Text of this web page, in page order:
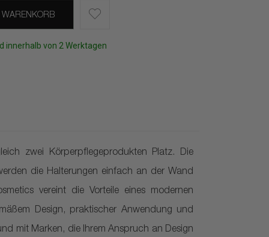
WARENKORB
innerhalb von 2 Werktagen
zwei Körperpflegeprodukten Platz. Die
die Halterungen einfach an der Wand
vereint die Vorteile eines modernen
Design, praktischer Anwendung und
mit Marken, die Ihrem Anspruch an Design